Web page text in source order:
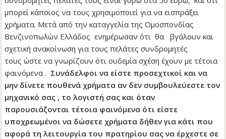
μπορεί κάποιος να τους χρησιμοποιεί για να εισπράξει
χρήματα. Μετά από την καταγγελία της Ομοσπονδίας
Βενζινοπωλών Ελλάδος ενημέρωσαν ότι θα βγάλουν και
σχετική ανακοίνωση για τους πελάτες συνδρομητές
τους ώστε να γνωρίζουν ότι ουδεμία σχέση έχουν με τέτοια
φαινόμενα . Συνάδελφοι να είστε προσεχτικοί και να
μην δίνετε πουθενά χρήματα αν δεν συμβουλεύεστε τον
μηχανικό σας , το λογιστή σας και όταν
παρουσιάζονται τέτοια φαινόμενα ότι είστε
υποχρεωμένοι να δώσετε χρήματα δήθεν για κάτι που
αφορά τη λειτουργία του πρατηρίου σας να έρχεστε σε